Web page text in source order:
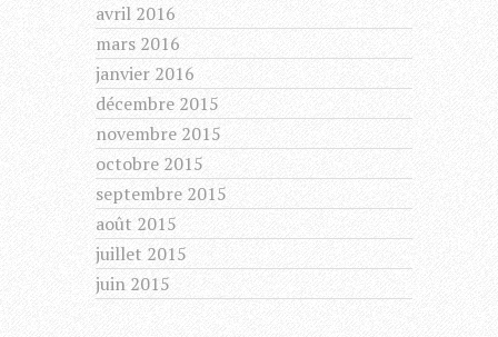
avril 2016
mars 2016
janvier 2016
décembre 2015
novembre 2015
octobre 2015
septembre 2015
août 2015
juillet 2015
juin 2015